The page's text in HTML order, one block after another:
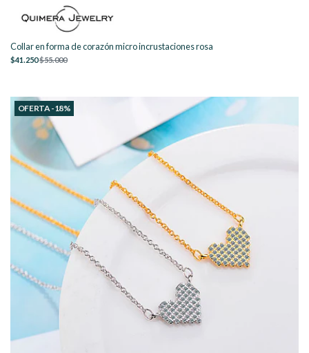
Collar en forma de corazón micro incrustaciones rosa
$41.250$55.000
OFERTA -18%